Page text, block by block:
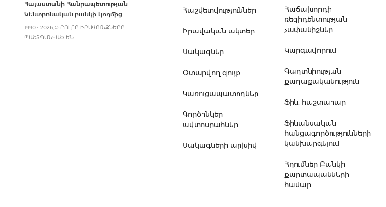
Հայաստանի Հանրապետության
Կենտրոնական բանկի կողմից
1990 - 2026, © ԲՈԼՈՐ ԻՐԱՎՈՒՆՔՆԵՐԸ
ՊԱՇՏՊԱՆՎԱԾ ԵՆ
Հաշվետվություններ
Իրավական ակտեր
Սակագներ
Օտարվող գույք
Կառուցապատողներ
Գործընկեր
ավտոսրահներ
Սակագների արխիվ
Հաճախորդի
ռեզիդենտության
չափանիշներ
Կարգավորում
Գաղտնիության
քաղաքականություն
Ֆին. հաշտարար
Ֆինանսական
հանցագործությունների
կանխարգելում
Հղումներ Բանկի
քարտապանների
համար